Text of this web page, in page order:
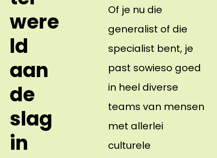
were
ld
aan
de
slag
in
Of je nu die
generalist of die
specialist bent, je
past sowieso goed
in heel diverse
teams van mensen
met allerlei
culturele